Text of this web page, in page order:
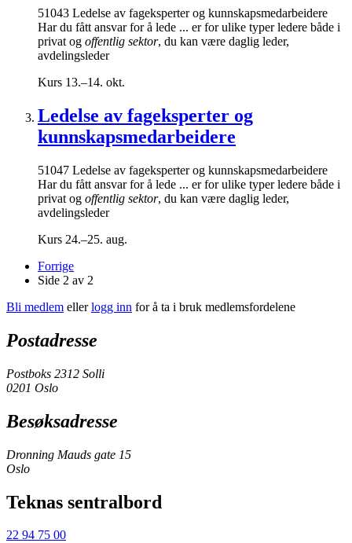
51043 Ledelse av fageksperter og kunnskapsmedarbeidere
Har du fått ansvar for å lede ... er for ulike typer ledere både i
privat og offentlig sektor, du kan være daglig leder,
avdelingsleder
Kurs 13.–14. okt.
Ledelse av fageksperter og
kunnskapsmedarbeidere
51047 Ledelse av fageksperter og kunnskapsmedarbeidere
Har du fått ansvar for å lede ... er for ulike typer ledere både i
privat og offentlig sektor, du kan være daglig leder,
avdelingsleder
Kurs 24.–25. aug.
Forrige
Side 2 av 2
Bli medlem ellerlogg inn for å ta i bruk medlemsfordelene
Postadresse
Postboks 2312 Solli
0201 Oslo
Besøksadresse
Dronning Mauds gate 15
Oslo
Teknas sentralbord
22 94 75 00